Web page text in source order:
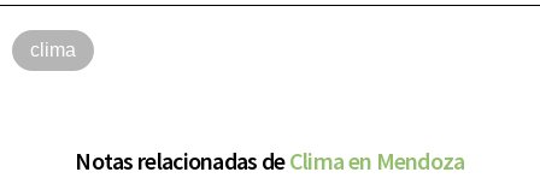
clima
Notas relacionadas deClima en Mendoza